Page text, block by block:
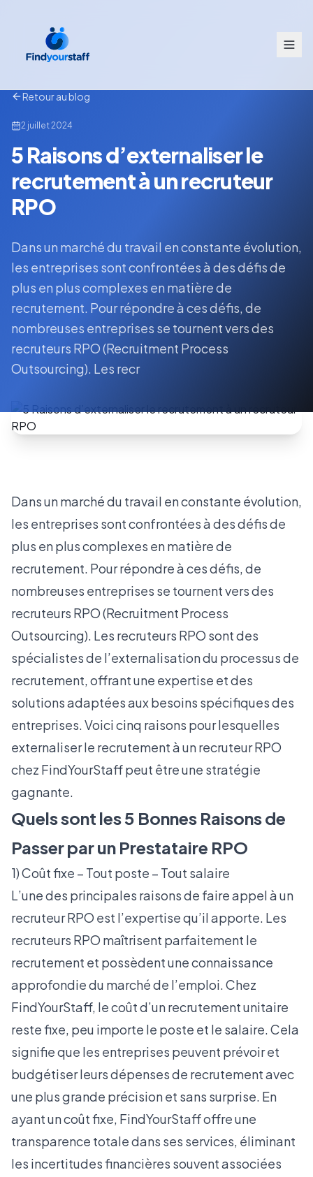
Retour au blog
2 juillet 2024
5 Raisons d’externaliser le
recrutement à un recruteur
RPO
Dans un marché du travail en constante évolution,
les entreprises sont confrontées à des défis de
plus en plus complexes en matière de
recrutement. Pour répondre à ces défis, de
nombreuses entreprises se tournent vers des
recruteurs RPO (Recruitment Process
Outsourcing). Les recr
Dans un marché du travail en constante évolution,
les entreprises sont confrontées à des défis de
plus en plus complexes en matière de
recrutement. Pour répondre à ces défis, de
nombreuses entreprises se tournent vers des
recruteurs RPO (Recruitment Process
Outsourcing). Les recruteurs RPO sont des
spécialistes de l’externalisation du processus de
recrutement, offrant une expertise et des
solutions adaptées aux besoins spécifiques des
entreprises. Voici cinq raisons pour lesquelles
externaliser le recrutement à un recruteur RPO
chez FindYourStaff peut être une stratégie
gagnante.
Quels sont les 5 Bonnes Raisons de
Passer par un Prestataire RPO
1) Coût fixe – Tout poste – Tout salaire
L’une des principales raisons de faire appel à un
recruteur RPO est l’expertise qu’il apporte. Les
recruteurs RPO maîtrisent parfaitement le
recrutement et possèdent une connaissance
approfondie du marché de l’emploi. Chez
FindYourStaff, le coût d’un recrutement unitaire
reste fixe, peu importe le poste et le salaire. Cela
signifie que les entreprises peuvent prévoir et
budgétiser leurs dépenses de recrutement avec
une plus grande précision et sans surprise. En
ayant un coût fixe, FindYourStaff offre une
transparence totale dans ses services, éliminant
les incertitudes financières souvent associées